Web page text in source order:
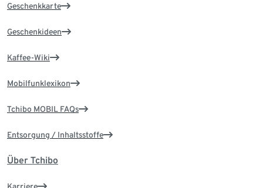
Geschenkkarte
Geschenkideen
Kaffee-Wiki
Mobilfunklexikon
Tchibo MOBIL FAQs
Entsorgung / Inhaltsstoffe
Über Tchibo